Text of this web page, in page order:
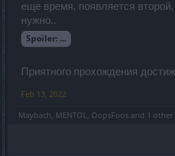
еще время, появляется
нужно..
Spoiler: ...
Приятного прохождения
Feb 13, 2022
Maybach, MENTOL, OopsFoos and 1 other